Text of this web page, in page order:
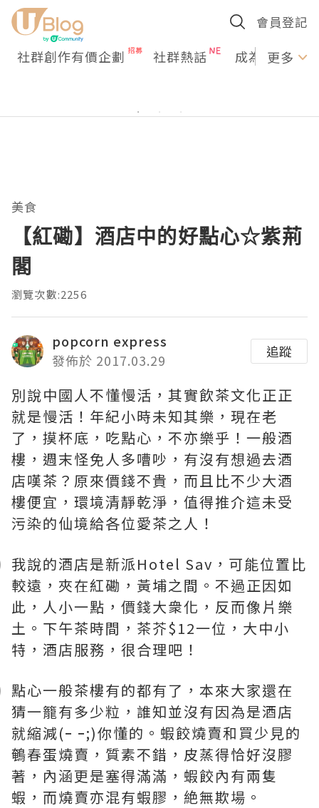
會員登記
社群創作有價企劃 社群熱話 成為U更多
美食
【紅磡】酒店中的好點心☆紫荊
閣
瀏覽次數:2256
popcorn express
發佈於 2017.03.29
追蹤
別說中國人不懂慢活，其實飲茶文化正正
就是慢活！年紀小時未知其樂，現在老
了，摸杯底，吃點心，不亦樂乎！一般酒
樓，週末怪免人多嘈吵，有沒有想過去酒
店嘆茶？原來價錢不貴，而且比不少大酒
樓便宜，環境清靜乾淨，值得推介這未受
污染的仙境給各位愛茶之人！
我說的酒店是新派Hotel Sav，可能位置比
較遠，夾在紅磡，黃埔之間。不過正因如
此，人小一點，價錢大衆化，反而像片樂
土。下午茶時間，茶芥$12一位，大中小
特，酒店服務，很合理吧！
點心一般茶樓有的都有了，本來大家還在
猜一籠有多少粒，誰知並沒有因為是酒店
就縮減(ｰ ｰ;)你懂的。蝦餃燒賣和買少見的
鵪春蛋燒賣，質素不錯，皮蒸得恰好沒膠
著，內涵更是塞得滿滿，蝦餃內有兩隻
蝦，而燒賣亦混有蝦膠，絶無欺場。